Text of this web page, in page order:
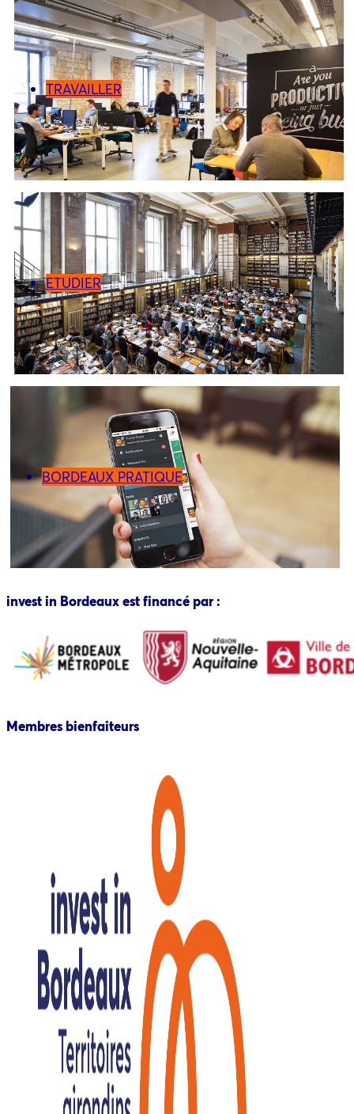
TRAVAILLER
ETUDIER
BORDEAUX PRATIQUE
invest in Bordeaux est financé par :
Membres bienfaiteurs